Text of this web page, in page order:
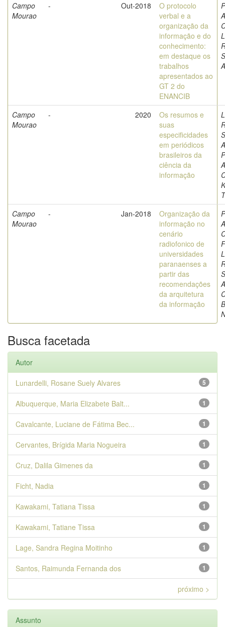
Campo
Mourao
- Out-2018
O protocolo
verbal e a
organização da
informação e do
conhecimento:
em destaque os
trabalhos
apresentados ao
GT 2 do
ENANCIB
Campo
Mourao
- 2020
Os resumos e
suas
especificidades
em periódicos
brasileiros da
ciência da
informação
Campo
Mourao
- Jan-2018
Organização da
informação no
cenário
radiofonico de
universidades
paranaenses a
partir das
recomendações
da arquitetura
da informação
Busca facetada
Autor
5
Lunardelli, Rosane Suely Alvares
1
Albuquerque, Maria Elizabete Balt...
1
Cavalcante, Luciane de Fátima Bec...
1
Cervantes, Brígida Maria Nogueira
1
Cruz, Dalila Gimenes da
1
Ficht, Nadia
1
Kawakami, Tatiana Tissa
1
Kawakami, Tatiane Tissa
1
Lage, Sandra Regina Moitinho
1
Santos, Raimunda Fernanda dos
próximo >
Assunto